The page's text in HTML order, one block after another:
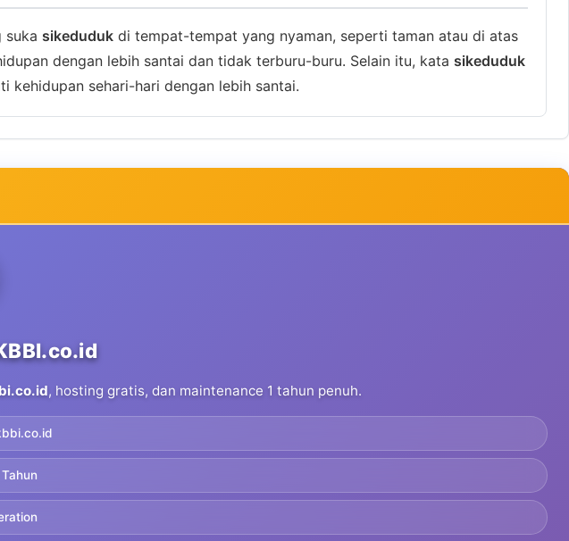
suka sikeduduk di tempat-tempat yang nyaman, seperti taman atau di atas
dengan lebih santai dan tidak terburu-buru. Selain itu, kata sikeduduk
kehidupan sehari-hari dengan lebih santai.
, hosting gratis, dan maintenance 1 tahun penuh.